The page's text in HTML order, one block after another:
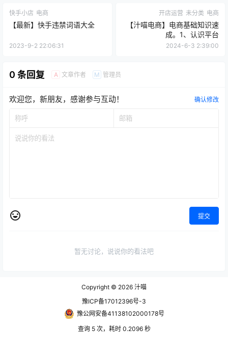
快手小店 电商
【最新】快手违禁词语大全
2023-9-2 22:06:31
开店运营 未分类 电商
【汁喵电商】电商基础知识速
成。1、认识平台
2024-6-3 2:39:00
0 条回复 A 文章作者 M 管理员
欢迎您，新朋友，感谢参与互动！ 确认修改
提交
暂无讨论，说说你的看法吧
Copyright © 2026 汁喵
豫ICP备17012396号-3
豫公网安备41138102000178号
查询 5 次，耗时 0.2096 秒